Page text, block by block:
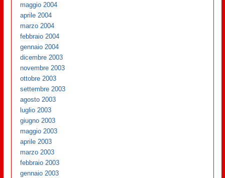
maggio 2004
aprile 2004
marzo 2004
febbraio 2004
gennaio 2004
dicembre 2003
novembre 2003
ottobre 2003
settembre 2003
agosto 2003
luglio 2003
giugno 2003
maggio 2003
aprile 2003
marzo 2003
febbraio 2003
gennaio 2003